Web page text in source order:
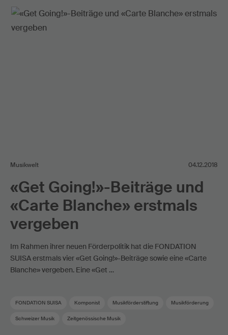
Musikwelt 04.12.2018
«Get Going!»-Beiträge und
«Carte Blanche» erstmals
vergeben
Im Rahmen ihrer neuen Förderpolitik hat die FONDATION
SUISA erstmals vier «Get Going!»-Beiträge sowie eine «Carte
Blanche» vergeben. Eine «Get …
FONDATION SUISA Komponist Musikförderstiftung Musikförderung
Schweizer Musik Zeitgenössische Musik